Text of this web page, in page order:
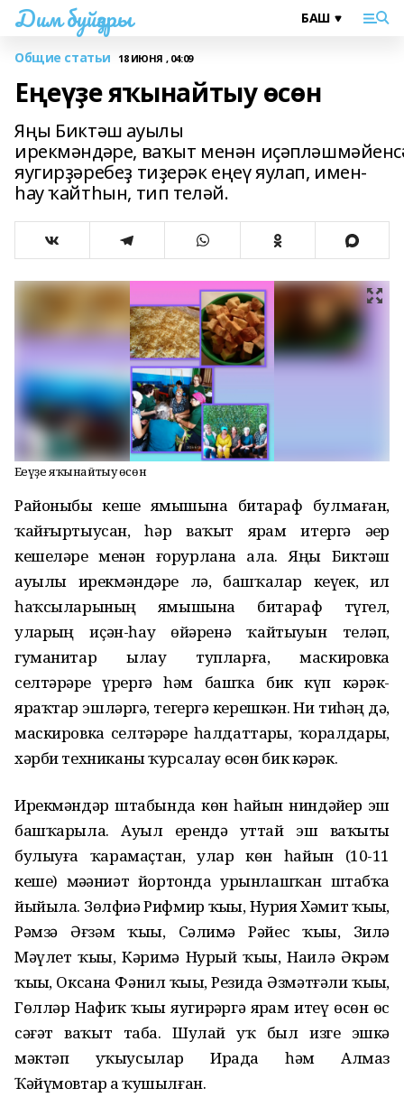
Дим буйҙары
Общие статьи 18 ИЮНЯ , 04:09
Еңеүҙе яҡынайтыу өсөн
Яңы Биктәш ауылы
ирекмәндәре, ваҡыт менән
яугирҙәребеҙ тиҙерәк еңеү яулап, имен-
һау ҡайтһын, тип теләй.
Еңеүҙе яҡынайтыу өсөн
Районыбыҙ кеше яҙмышына битараф булмаған,
ҡайғыртыусан, һәр ваҡыт ярҙам итергә әҙер
кешеләре менән ғорурлана ала. Яңы Биктәш
ауылы ирекмәндәре лә, башҡалар кеүек, ил
һаҡсыларының яҙмышына битараф түгел,
уларҙың иҫән-һау өйҙәренә ҡайтыуын теләп,
гуманитар ылау тупларға, маскировка
селтәрҙәре үрергә һәм башҡа бик күп кәрәк-
яраҡтар эшләргә, тегергә керешкән. Ни тиһәң дә,
маскировка селтәрҙәре һалдаттарҙы, ҡоралдарҙы,
хәрби техниканы ҡурсалау өсөн бик кәрәк.
Ирекмәндәр штабында көн һайын ниндәйҙер эш
башҡарыла. Ауыл ерендә уттай эш ваҡыты
булыуға ҡарамаҫтан, улар көн һайын (10-11
кеше) мәҙәниәт йортонда урынлашҡан штабҡа
йыйыла. Зөлфиә Рифмир ҡыҙы, Нурия Хәмит ҡыҙы,
Рәмзә Әғзәм ҡыҙы, Сәлимә Рәйес ҡыҙы, Зилә
Мәүлет ҡыҙы, Кәримә Нурый ҡыҙы, Наилә Әкрәм
ҡыҙы, Оксана Фәнил ҡыҙы, Резида Әзмәтғәли ҡыҙы,
Гөлләр Нафиҡ ҡыҙы яугирҙәргә ярҙам итеү өсөн өс
сәғәт ваҡыт таба. Шулай уҡ был изге эшкә
мәктәп уҡыусылар Ирада һәм Алмаз
Ҡәйүмовтар ҙа ҡушылған.